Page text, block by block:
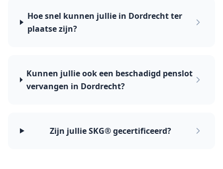
Hoe snel kunnen jullie in Dordrecht ter
plaatse zijn?
Kunnen jullie ook een beschadigd penslot
vervangen in Dordrecht?
Zijn jullie SKG® gecertificeerd?